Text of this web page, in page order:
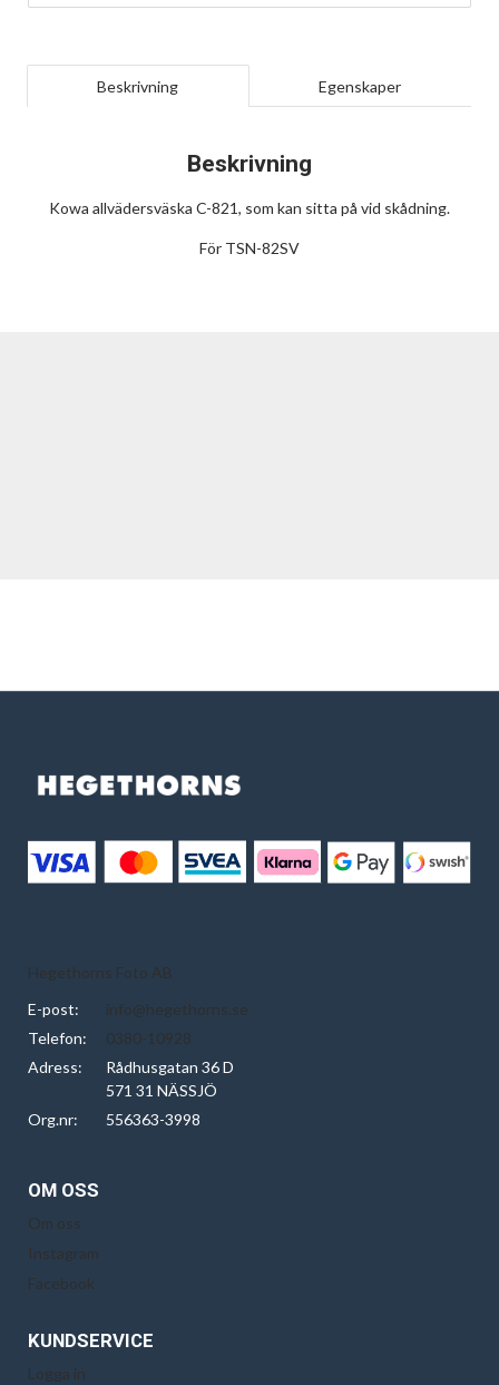
Beskrivning Egenskaper
Beskrivning
Kowa allvädersväska C-821, som kan sitta på vid skådning.
För TSN-82SV
Hegethorns Foto AB
E-post:
info@hegethorns.se
Telefon:
0380-10928
Adress:
Rådhusgatan 36 D
571 31 NÄSSJÖ
Org.nr:
556363-3998
OM OSS
Om oss
Instagram
Facebook
KUNDSERVICE
Logga in